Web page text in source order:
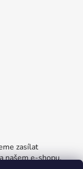
zasílat
našem e-shopu.